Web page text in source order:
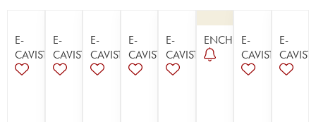
E-
CAVISTE
E-
CAVISTE
E-
CAVISTE
E-
CAVISTE
E-
CAVISTE
ENCHÈRE
E-
CAVISTE
E-